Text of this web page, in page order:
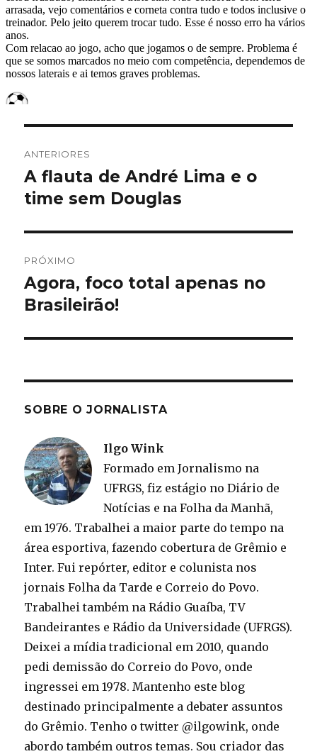
de
Post
ANTERIORES
Post
anterior:
A flauta de André Lima e o
time sem Douglas
PRÓXIMO
Próximo
post:
Agora, foco total apenas no
Brasileirão!
SOBRE O JORNALISTA
Ilgo Wink
Formado em Jornalismo na
UFRGS, fiz estágio no Diário de
Notícias e na Folha da Manhã,
em 1976. Trabalhei a maior parte do tempo na
área esportiva, fazendo cobertura de Grêmio e
Inter. Fui repórter, editor e colunista nos
jornais Folha da Tarde e Correio do Povo.
Trabalhei também na Rádio Guaíba, TV
Bandeirantes e Rádio da Universidade (UFRGS).
Deixei a mídia tradicional em 2010, quando
pedi demissão do Correio do Povo, onde
ingressei em 1978. Mantenho este blog
destinado principalmente a debater assuntos
do Grêmio. Tenho o twitter @ilgowink, onde
abordo também outros temas. Sou criador das